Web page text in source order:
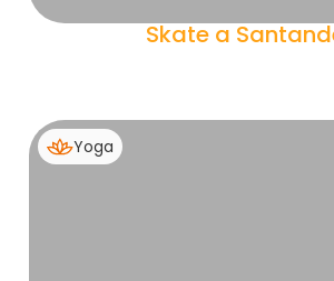
Skate a
Yoga